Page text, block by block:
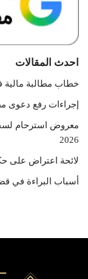
احدث المقالات
خطاب مطالبة مالية
إجراءات رفع دعوى
معروض استرحام
2026
لائحة اعتراض على
أسباب البراءة في